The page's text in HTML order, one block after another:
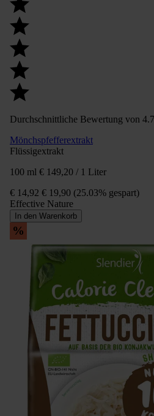
Durchschnittliche Bewertung von
Mönchspfefferextrakt
Flüssigextrakt
100 ml € 149,20 / 1 Liter
€ 14,92 € 19,90 (25.03% gespart)
Effective Nature
In den Warenkorb
%